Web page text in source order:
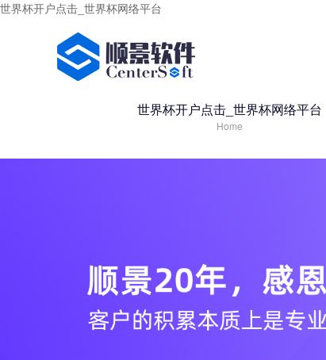
世界杯开户点击_世界杯网络平台
世界杯开户点击_世界杯网络平台
Home